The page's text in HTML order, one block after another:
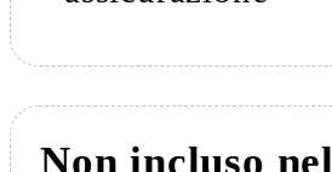
Non incluso nel